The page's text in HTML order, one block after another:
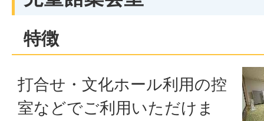
特徴
打合せ・文化ホール利用の控
室などでご利用いただけま